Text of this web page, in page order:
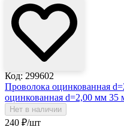
Код: 299602
Проволока оцинкованная
оцинкованная d=2,00 мм
Нет в наличии
240 ₽/шт